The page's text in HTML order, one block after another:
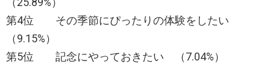
第4位 その季節にぴったりの体験をしたい
（9.15%）
第5位 記念にやっておきたい （7.04%）